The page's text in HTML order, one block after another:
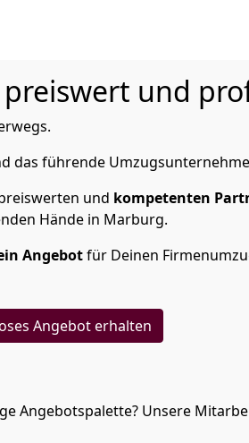
und
das führende
und kompetenten
Hände in Marburg.
Angebotfür Deinen
Angebot erhalten
Angebotspalette? Unsere